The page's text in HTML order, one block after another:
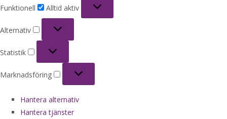
Funktionell
Alltid aktiv
Alternativ
Statistik
Marknadsföring
Hantera alternativ
Hantera tjänster